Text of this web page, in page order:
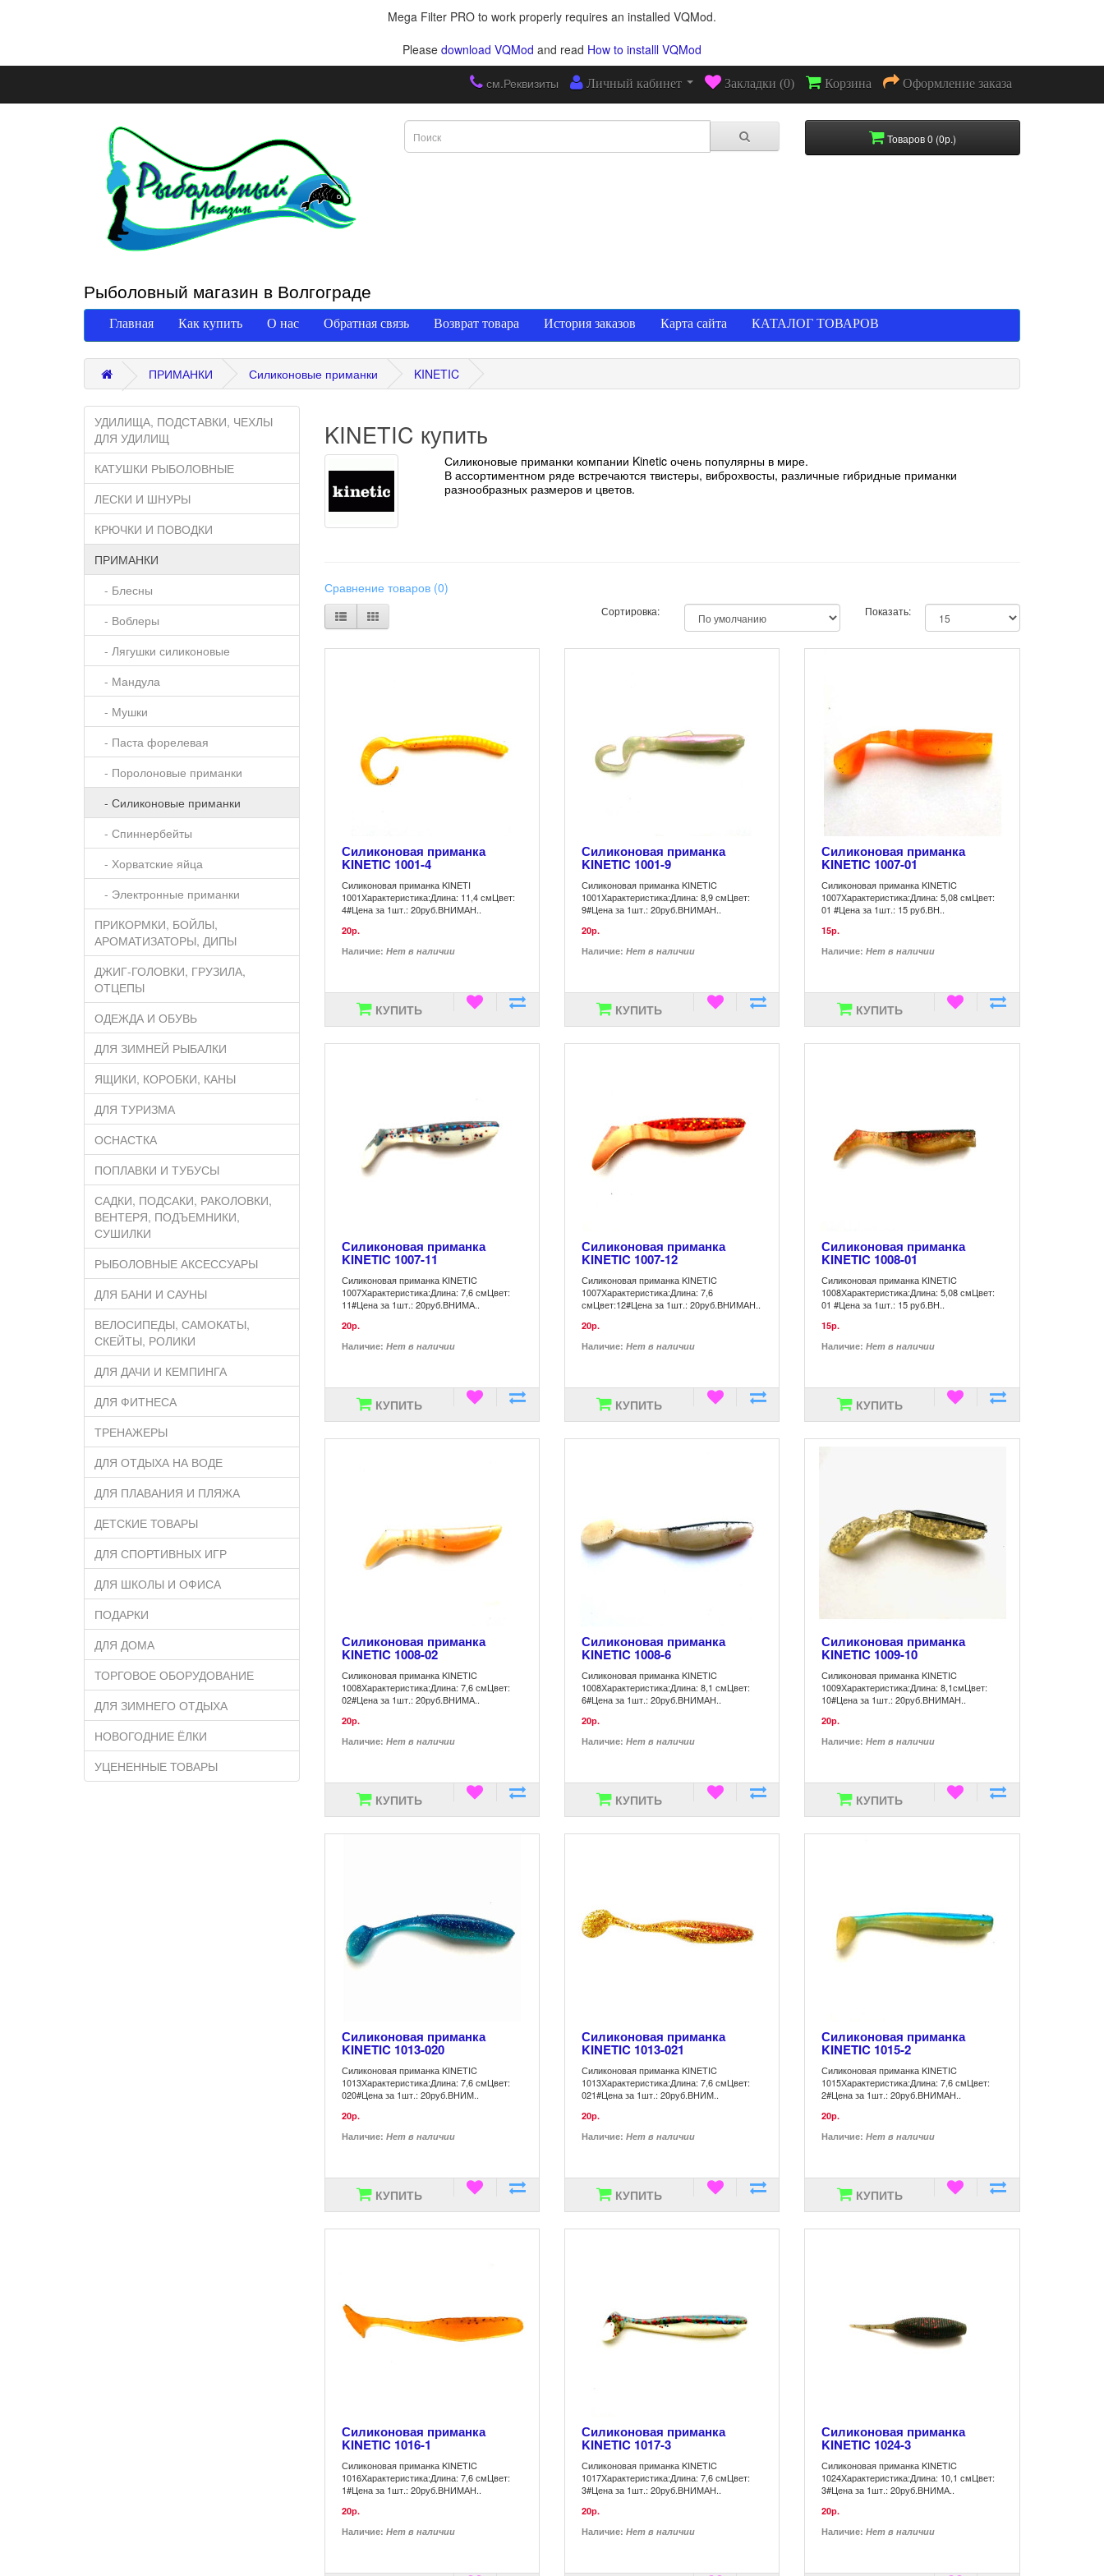
Mega Filter PRO to work properly requires an installed VQMod.
Please download VQMod and read How to installl VQMod
см.Реквизиты Личный кабинет Закладки (0) Корзина Оформление заказа
Товаров 0 (0р.)
Рыболовный магазин в Волгограде
Главная Как купить О нас Обратная связь Возврат товара История заказов Карта сайта КАТАЛОГ ТОВАРОВ
ПРИМАНКИ Силиконовые приманки KINETIC
УДИЛИЩА, ПОДСТАВКИ, ЧЕХЛЫ
ДЛЯ УДИЛИЩ
КАТУШКИ РЫБОЛОВНЫЕ
ЛЕСКИ И ШНУРЫ
КРЮЧКИ И ПОВОДКИ
ПРИМАНКИ
- Блесны
- Воблеры
- Лягушки силиконовые
- Мандула
- Мушки
- Паста форелевая
- Поролоновые приманки
- Силиконовые приманки
- Спиннербейты
- Хорватские яйца
- Электронные приманки
ПРИКОРМКИ, БОЙЛЫ,
АРОМАТИЗАТОРЫ, ДИПЫ
ДЖИГ-ГОЛОВКИ, ГРУЗИЛА,
ОТЦЕПЫ
ОДЕЖДА И ОБУВЬ
ДЛЯ ЗИМНЕЙ РЫБАЛКИ
ЯЩИКИ, КОРОБКИ, КАНЫ
ДЛЯ ТУРИЗМА
ОСНАСТКА
ПОПЛАВКИ И ТУБУСЫ
САДКИ, ПОДСАКИ, РАКОЛОВКИ,
ВЕНТЕРЯ, ПОДЪЕМНИКИ,
СУШИЛКИ
РЫБОЛОВНЫЕ АКСЕССУАРЫ
ДЛЯ БАНИ И САУНЫ
ВЕЛОСИПЕДЫ, САМОКАТЫ,
СКЕЙТЫ, РОЛИКИ
ДЛЯ ДАЧИ И КЕМПИНГА
ДЛЯ ФИТНЕСА
ТРЕНАЖЕРЫ
ДЛЯ ОТДЫХА НА ВОДЕ
ДЛЯ ПЛАВАНИЯ И ПЛЯЖА
ДЕТСКИЕ ТОВАРЫ
ДЛЯ СПОРТИВНЫХ ИГР
ДЛЯ ШКОЛЫ И ОФИСА
ПОДАРКИ
ДЛЯ ДОМА
ТОРГОВОЕ ОБОРУДОВАНИЕ
ДЛЯ ЗИМНЕГО ОТДЫХА
НОВОГОДНИЕ ЁЛКИ
УЦЕНЕННЫЕ ТОВАРЫ
KINETIC купить
Силиконовые приманки компании Kinetic очень популярны в мире.
В ассортиментном ряде встречаются твистеры, виброхвосты, различные гибридные приманки
разнообразных размеров и цветов.
Сравнение товаров (0)
Сортировка: Показать:
Силиконовая приманка
KINETIC 1001-4
Силиконовая приманка KINETI
1001Характеристика:Длина: 11,4 смЦвет:
4#Цена за 1шт.: 20руб.ВНИМАН..
20р.
Наличие: Нет в наличии
КУПИТЬ
Силиконовая приманка
KINETIC 1001-9
Силиконовая приманка KINETIC
1001Характеристика:Длина: 8,9 смЦвет:
9#Цена за 1шт.: 20руб.ВНИМАН..
20р.
Наличие: Нет в наличии
КУПИТЬ
Силиконовая приманка
KINETIC 1007-01
Силиконовая приманка KINETIC
1007Характеристика:Длина: 5,08 смЦвет:
01 #Цена за 1шт.: 15 руб.ВН..
15р.
Наличие:Нет в наличии
КУПИТЬ
Силиконовая приманка
KINETIC 1007-11
Силиконовая приманка KINETIC
1007Характеристика:Длина: 7,6 смЦвет:
11#Цена за 1шт.: 20руб.ВНИМА..
20р.
Наличие: Нет в наличии
КУПИТЬ
Силиконовая приманка
KINETIC 1007-12
Силиконовая приманка KINETIC
1007Характеристика:Длина: 7,6
смЦвет:12#Цена за 1шт.: 20руб.ВНИМАН..
20р.
Наличие: Нет в наличии
КУПИТЬ
Силиконовая приманка
KINETIC 1008-01
Силиконовая приманка KINETIC
1008Характеристика:Длина: 5,08 смЦвет:
01 #Цена за 1шт.: 15 руб.ВН..
15р.
Наличие:Нет в наличии
КУПИТЬ
Силиконовая приманка
KINETIC 1008-02
Силиконовая приманка KINETIC
1008Характеристика:Длина: 7,6 смЦвет:
02#Цена за 1шт.: 20руб.ВНИМА..
20р.
Наличие: Нет в наличии
КУПИТЬ
Силиконовая приманка
KINETIC 1008-6
Силиконовая приманка KINETIC
1008Характеристика:Длина: 8,1 смЦвет:
6#Цена за 1шт.: 20руб.ВНИМАН..
20р.
Наличие: Нет в наличии
КУПИТЬ
Силиконовая приманка
KINETIC 1009-10
Силиконовая приманка KINETIC
1009Характеристика:Длина: 8,1смЦвет:
10#Цена за 1шт.: 20руб.ВНИМАН..
20р.
Наличие:Нет в наличии
КУПИТЬ
Силиконовая приманка
KINETIC 1013-020
Силиконовая приманка KINETIC
1013Характеристика:Длина: 7,6 смЦвет:
020#Цена за 1шт.: 20руб.ВНИМ..
20р.
Наличие: Нет в наличии
КУПИТЬ
Силиконовая приманка
KINETIC 1013-021
Силиконовая приманка KINETIC
1013Характеристика:Длина: 7,6 смЦвет:
021#Цена за 1шт.: 20руб.ВНИМ..
20р.
Наличие: Нет в наличии
КУПИТЬ
Силиконовая приманка
KINETIC 1015-2
Силиконовая приманка KINETIC
1015Характеристика:Длина: 7,6 смЦвет:
2#Цена за 1шт.: 20руб.ВНИМАН..
20р.
Наличие:Нет в наличии
КУПИТЬ
Силиконовая приманка
KINETIC 1016-1
Силиконовая приманка KINETIC
1016Характеристика:Длина: 7,6 смЦвет:
1#Цена за 1шт.: 20руб.ВНИМАН..
20р.
Наличие: Нет в наличии
Силиконовая приманка
KINETIC 1017-3
Силиконовая приманка KINETIC
1017Характеристика:Длина: 7,6 смЦвет:
3#Цена за 1шт.: 20руб.ВНИМАН..
20р.
Наличие: Нет в наличии
Силиконовая приманка
KINETIC 1024-3
Силиконовая приманка KINETIC
1024Характеристика:Длина: 10,1 смЦвет:
3#Цена за 1шт.: 20руб.ВНИМА..
20р.
Наличие:Нет в наличии